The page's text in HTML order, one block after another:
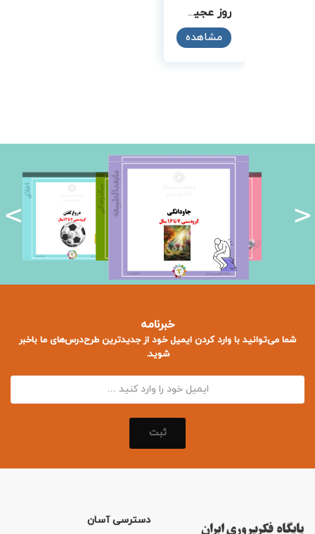
روز عجیب زندگی پوریا
مشاهده
< >
خبرنامه
شما می‌توانید با وارد کردن ایمیل خود از جدید‌ترین طرح‌درس‌های ما باخبر
شوید.
ثبت
دسترسی آسان